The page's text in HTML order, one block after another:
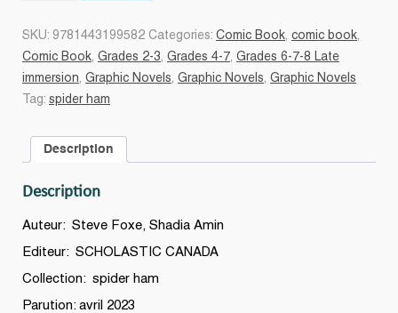
SKU: 9781443199582 Categories: Comic Book, comic book,
Comic Book, Grades 2-3, Grades 4-7, Grades 6-7-8 Late
immersion, Graphic Novels, Graphic Novels, Graphic Novels
Tag: spider ham
Description
Description
Auteur: Steve Foxe, Shadia Amin
Editeur: SCHOLASTIC CANADA
Collection: spider ham
Parution: avril 2023